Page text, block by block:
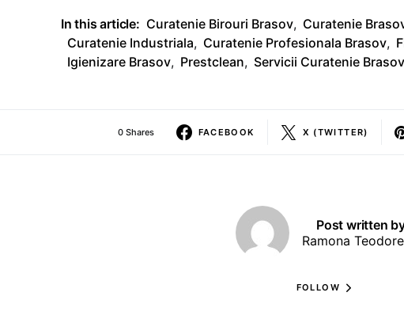
In this article: Curatenie Birouri Brasov, Curatenie
Curatenie Industriala, Curatenie Profesionala Brasov,
Igienizare Brasov, Prestclean, Servicii Curatenie Brasov
0 Shares FACEBOOK X (TWITTER)
Post written
Ramona
FOLLOW